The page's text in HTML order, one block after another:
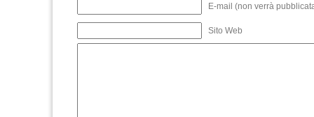
E-mail (non verrà
Sito Web